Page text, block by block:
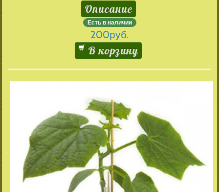
Описание
Есть в наличии
200руб.
В корзину